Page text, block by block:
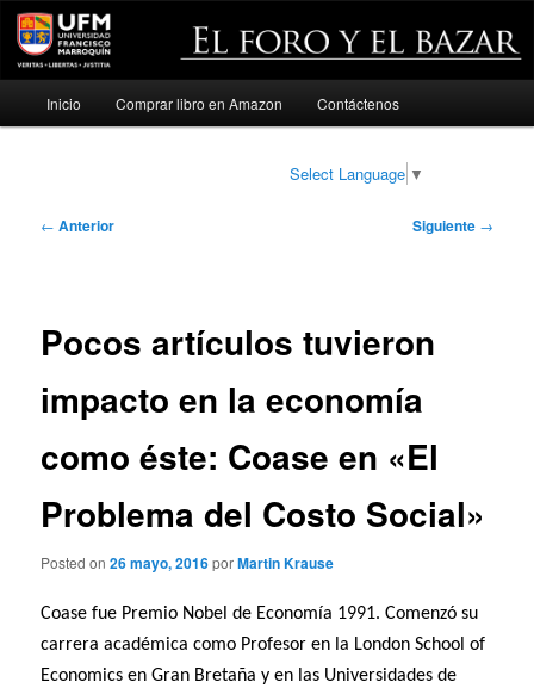
Ir
Inicio Comprar libro en Amazon Contáctenos
Select Language ▼
Navegación
← Anterior Siguiente →
Pocos artículos tuvieron
impacto en la economía
como éste: Coase en «El
Problema del Costo Social»
Posted on26 mayo, 2016porMartin Krause
Coase fue Premio Nobel de Economía 1991. Comenzó su
carrera académica como Profesor en la London School of
Economics en Gran Bretaña y en las Universidades de